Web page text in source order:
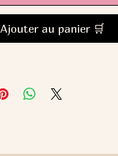
Ajouter au panier 🛒